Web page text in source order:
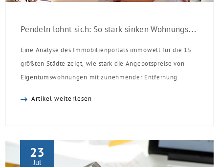
Pendeln lohnt sich: So stark sinken Wohnungspreise im Umland
Eine Analyse des Immobilienportals immowelt für die 15
größten Städte zeigt, wie stark die Angebotspreise von
Eigentumswohnungen mit zunehmender Entfernung
Artikel weiterlesen
23
Jul